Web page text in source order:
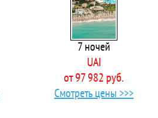
7 ночей
UAI
от 97 982 руб.
Смотреть цены >>>